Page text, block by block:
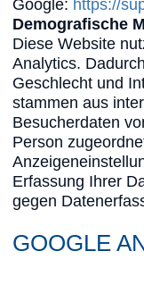
Google: https://
Demografische
Diese Website
Analytics.
Geschlecht und
stammen aus
Besucherdaten
Person
Erfassung Ihrer
gegen
GOOGLE